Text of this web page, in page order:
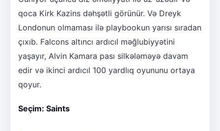
qoca Kirk Kazins dəhşətli görünür. Və Dreyk
Londonun olmaması ilə playbookun yarısı sıradan
çıxıb. Falcons altıncı ardıcıl məğlubiyyətini
yaşayır, Alvin Kamara pası silkələməyə davam
edir və ikinci ardıcıl 100 yardlıq oyununu ortaya
qoyur.
Seçim: Saints